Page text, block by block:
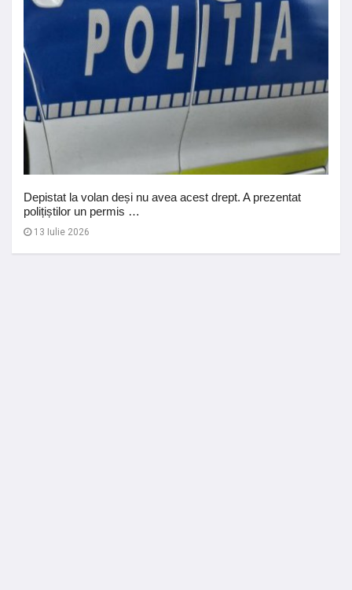
Depistat la volan deși nu avea acest drept. A prezentat
polițiștilor un permis …
13 Iulie 2026